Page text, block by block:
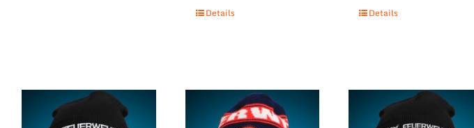
Details Details